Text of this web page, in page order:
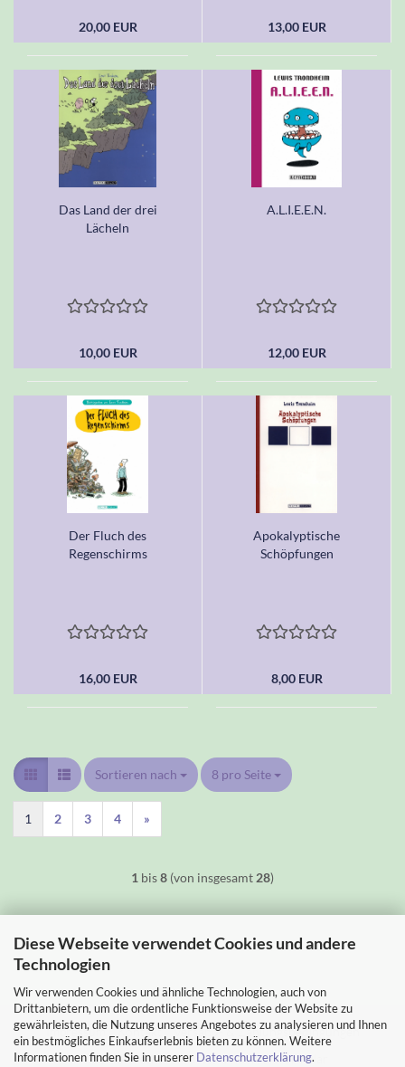
Diese Webseite verwendet Cookies und andere
Technologien
Wir verwenden Cookies und ähnliche Technologien, auch von
Drittanbietern, um die ordentliche Funktionsweise der Website zu
gewährleisten, die Nutzung unseres Angebotes zu analysieren und Ihnen
ein bestmögliches Einkaufserlebnis bieten zu können. Weitere
Informationen finden Sie in unserer Datenschutzerklärung.
20,00 EUR 13,00 EUR
Das Land der drei
Lächeln
10,00 EUR
A.L.I.E.E.N.
12,00 EUR
Der Fluch des
Regenschirms
16,00 EUR
Apokalyptische
Schöpfungen
8,00 EUR
Sortieren nach
Sortieren nach 8 pro Seite
pro Seite
1 2 3 4 »
1 bis8 (von insgesamt 28)
Impressum Kontakt
Versand- & Zahlungsbedingungen
Widerrufsrecht & Muster-Widerrufsformular